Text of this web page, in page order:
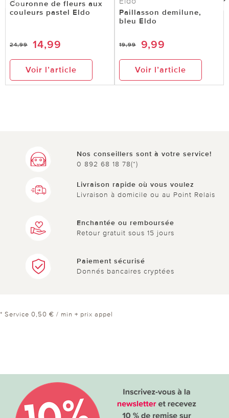
Couronne de fleurs aux
couleurs pastel Eldo
24,99 14,99
Voir l’article
Paillasson demilune,
bleu Eldo
19,99 9,99
Voir l’article
Nos conseillers sont à votre service!
0 892 68 18 78(*)
Livraison rapide où vous voulez
Livraison à domicile ou au Point Relais
Enchantée ou remboursée
Retour gratuit sous 15 jours
Paiement sécurisé
Donnés bancaires cryptées
* Service 0,50 € / min + prix appel